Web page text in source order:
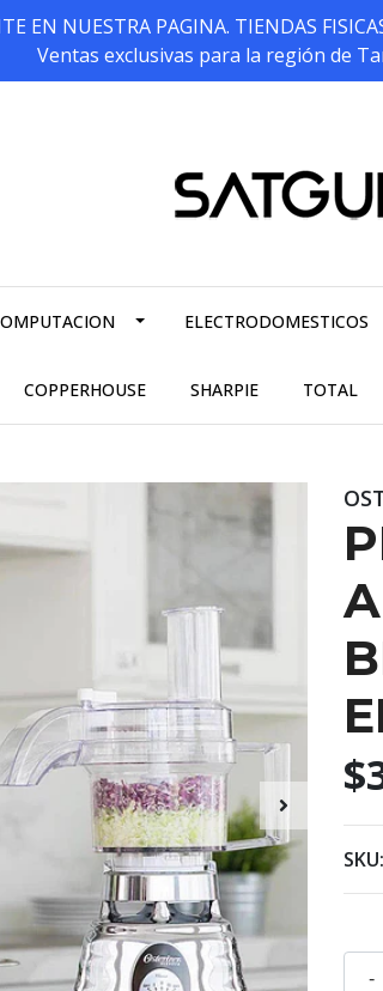
EN NUESTRA PAGINA. TIENDAS
Ventas exclusivas para la región de
ELECTRODOMESTICOS
COPPERHOUSE SHARPIE TOTAL
SKU:
-